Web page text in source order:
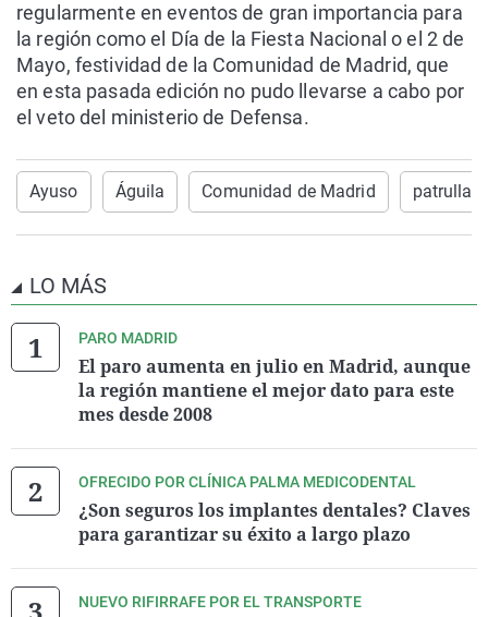
regularmente en eventos de gran importancia para
la región como el Día de la Fiesta Nacional o el 2 de
Mayo, festividad de la Comunidad de Madrid, que
en esta pasada edición no pudo llevarse a cabo por
el veto del ministerio de Defensa.
Ayuso Águila Comunidad de Madrid patrulla
LO MÁS
PARO MADRID
El paro aumenta en julio en Madrid, aunque
la región mantiene el mejor dato para este
mes desde 2008
OFRECIDO POR CLÍNICA PALMA MEDICODENTAL
¿Son seguros los implantes dentales? Claves
para garantizar su éxito a largo plazo
NUEVO RIFIRRAFE POR EL TRANSPORTE